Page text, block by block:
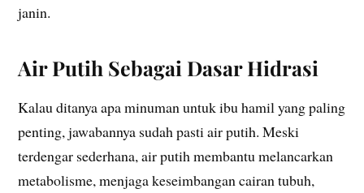
janin.
Air Putih Sebagai Dasar Hidrasi
Kalau ditanya apa minuman untuk ibu hamil yang paling
penting, jawabannya sudah pasti air putih. Meski
terdengar sederhana, air putih membantu melancarkan
metabolisme, menjaga keseimbangan cairan tubuh,